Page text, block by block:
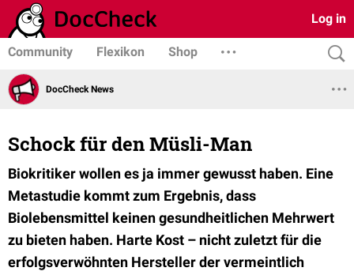
Log in
Community Flexikon Shop
DocCheck News
Schock für den Müsli-Man
Biokritiker wollen es ja immer gewusst haben. Eine
Metastudie kommt zum Ergebnis, dass
Biolebensmittel keinen gesundheitlichen Mehrwert
zu bieten haben. Harte Kost – nicht zuletzt für die
erfolgsverwöhnten Hersteller der vermeintlich